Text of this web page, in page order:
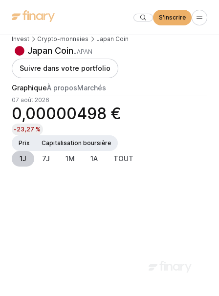
S'inscrire
Invest Crypto-monnaies Japan Coin
Japan CoinJAPAN
Suivre dans votre portfolio
GraphiqueÀ proposMarchés
07 août 2026
0,00000498 €
-23,27 %
Prix
Capitalisation boursière
1J 7J 1M 1A TOUT